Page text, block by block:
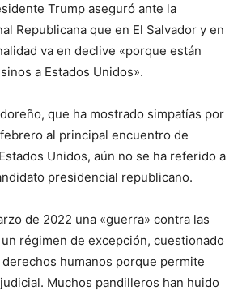
Trump aseguró ante la
Republicana que en El Salvador y en
va en declive «porque están
a Estados Unidos».
que ha mostrado simpatías por
al principal encuentro de
Unidos, aún no se ha referido a
presidencial republicano.
de 2022 una «guerra» contra las
régimen de excepción, cuestionado
humanos porque permite
Muchos pandilleros han huido